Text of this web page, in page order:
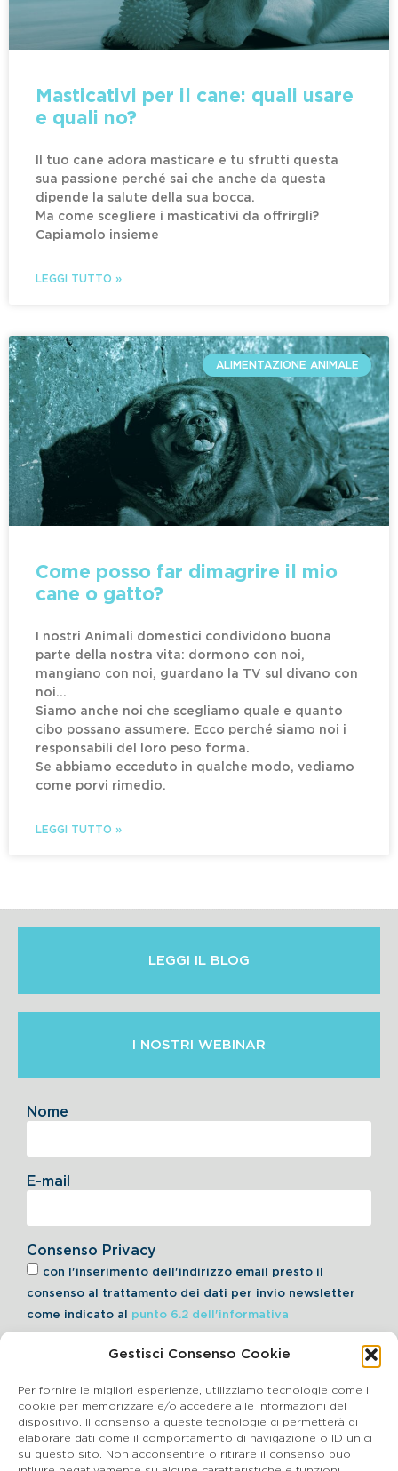
Gestisci Consenso Cookie
Per fornire le migliori esperienze, utilizziamo tecnologie come i
cookie per memorizzare e/o accedere alle informazioni del
dispositivo. Il consenso a queste tecnologie ci permetterà di
elaborare dati come il comportamento di navigazione o ID unici
su questo sito. Non acconsentire o ritirare il consenso può
Masticativi per il cane: quali usare
e quali no?
Il tuo cane adora masticare e tu sfrutti questa
sua passione perché sai che anche da questa
dipende la salute della sua bocca.
Ma come scegliere i masticativi da offrirgli?
Capiamolo insieme
LEGGI TUTTO »
ALIMENTAZIONE ANIMALE
Come posso far dimagrire il mio
cane o gatto?
I nostri Animali domestici condividono buona
parte della nostra vita: dormono con noi,
mangiano con noi, guardano la TV sul divano con
noi…
Siamo anche noi che scegliamo quale e quanto
cibo possano assumere. Ecco perché siamo noi i
responsabili del loro peso forma.
Se abbiamo ecceduto in qualche modo, vediamo
come porvi rimedio.
LEGGI TUTTO »
LEGGI IL BLOG
I NOSTRI WEBINAR
Consenso Privacy
con l'inserimento dell'indirizzo email presto il
consenso al trattamento dei dati per invio newsletter
come indicato al punto 6.2 dell'informativa
Nome
E-mail
Iscriviti alla Newsletter
Cookie Policy